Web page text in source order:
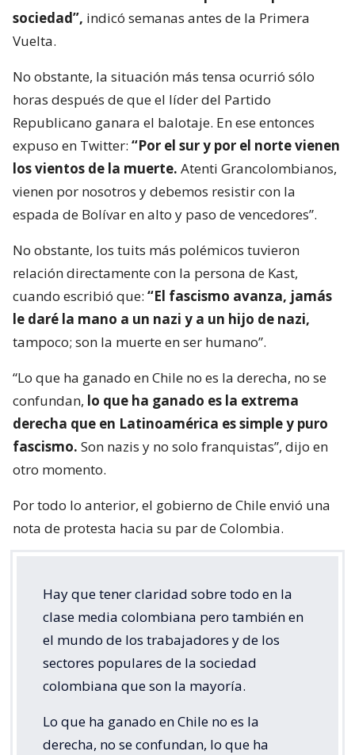
sociedad”, indicó semanas antes de la Primera
Vuelta.
No obstante, la situación más tensa ocurrió sólo
horas después de que el líder del Partido
Republicano ganara el balotaje. En ese entonces
expuso en Twitter: “Por el sur y por el norte vienen
los vientos de la muerte. Atenti Grancolombianos,
vienen por nosotros y debemos resistir con la
espada de Bolívar en alto y paso de vencedores”.
No obstante, los tuits más polémicos tuvieron
relación directamente con la persona de Kast,
cuando escribió que: “El fascismo avanza, jamás
le daré la mano a un nazi y a un hijo de nazi,
tampoco; son la muerte en ser humano”.
“Lo que ha ganado en Chile no es la derecha, no se
confundan, lo que ha ganado es la extrema
derecha que en Latinoamérica es simple y puro
fascismo. Son nazis y no solo franquistas”, dijo en
otro momento.
Por todo lo anterior, el gobierno de Chile envió una
nota de protesta hacia su par de Colombia.
Hay que tener claridad sobre todo en la
clase media colombiana pero también en
el mundo de los trabajadores y de los
sectores populares de la sociedad
colombiana que son la mayoría.
Lo que ha ganado en Chile no es la
derecha, no se confundan, lo que ha